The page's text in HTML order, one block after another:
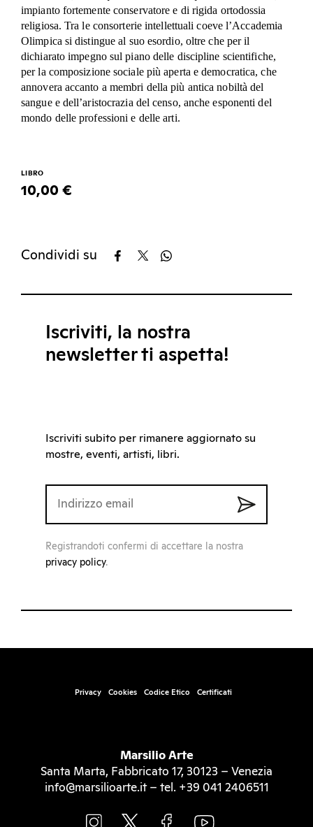
impianto fortemente conservatore e di rigida ortodossia
religiosa. Tra le consorterie intellettuali coeve l’Accademia
Olimpica si distingue al suo esordio, oltre che per il
dichiarato impegno sul piano delle discipline scientifiche,
per la composizione sociale più aperta e democratica, che
annovera accanto a membri della più antica nobiltà del
sangue e dell’aristocrazia del censo, anche esponenti del
mondo delle professioni e delle arti.
LIBRO
10,00 €
Condividi su
Iscriviti, la nostra
newsletter ti aspetta!
Iscriviti subito per rimanere aggiornato su
mostre, eventi, artisti, libri.
Registrandoti confermi di accettare la nostra
privacy policy.
Privacy Cookies Codice Etico Certificati
Marsilio Arte
Santa Marta, Fabbricato 17, 30123 – Venezia
info@marsilioarte.it – tel. +39 041 2406511